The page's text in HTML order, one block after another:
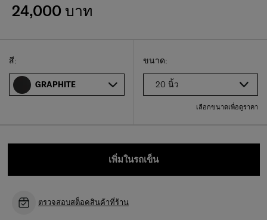
24,000 บาท
เลือกขนาดของคุณ
Select
ขนาด:
20 นิ้ว
เลือกขนาดเพื่อดูราคา
Select
สี:
GRAPHITE
เพิ่มในรถเข็น
ตรวจสอบสต็อคสินค้าที่ร้าน